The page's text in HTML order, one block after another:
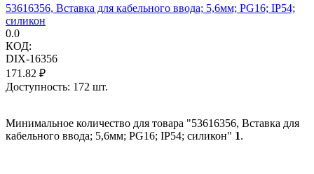
53616356, Вставка для кабельного ввода; 5,6мм; PG16; IP54;
силикон
0.0
КОД:
DIX-16356
171.82 ₽
Доступность: 172 шт.
Минимальное количество для товара "53616356, Вставка для
кабельного ввода; 5,6мм; PG16; IP54; силикон" 1.